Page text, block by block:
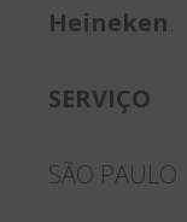
Heineken.
SERVIÇO
SÃO PAULO